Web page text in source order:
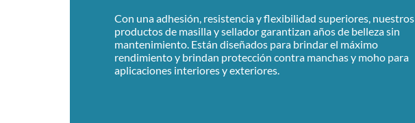
Con una adhesión, resistencia y flexibilidad superiores, nuestros
productos de masilla y sellador garantizan años de belleza sin
mantenimiento. Están diseñados para brindar el máximo
rendimiento y brindan protección contra manchas y moho para
aplicaciones interiores y exteriores.